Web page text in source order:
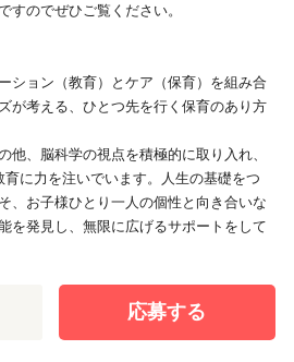
すのでぜひご覧ください。
ション（教育）とケア（保育）を組み合
が考える、ひとつ先を行く保育のあり方
他、脳科学の視点を積極的に取り入れ、
に力を注いでいます。人生の基礎をつ
、お子様ひとり一人の個性と向き合いな
を発見し、無限に広げるサポートをして
応募する